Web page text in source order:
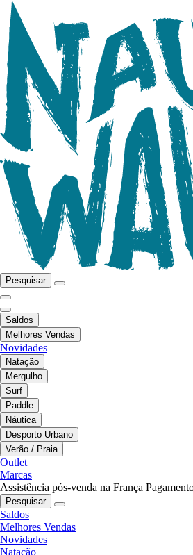
Pesquisar
Saldos
Melhores Vendas
Novidades
Natação
Mergulho
Surf
Paddle
Náutica
Desporto Urbano
Verão / Praia
Outlet
Marcas
Assistência pós-venda na França
Pesquisar
Saldos
Melhores Vendas
Novidades
Natação